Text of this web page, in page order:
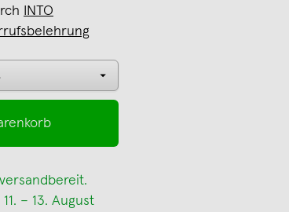
INTO
– 13. August